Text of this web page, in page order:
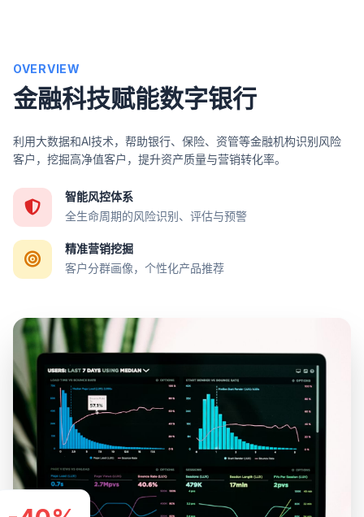
OVERVIEW
金融科技赋能数字银行
利用大数据和AI技术，帮助银行、保险、资管等金融机构识别风险
客户，挖掘高净值客户，提升资产质量与营销转化率。
智能风控体系
全生命周期的风险识别、评估与预警
精准营销挖掘
客户分群画像，个性化产品推荐